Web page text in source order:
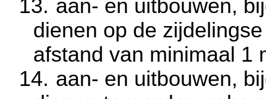
13. aan- en uitbouwen,
dienen op de
afstand van minimaal 1
14. aan- en uitbouwen,